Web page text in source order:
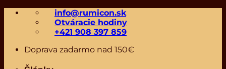
Skip
content
info@rumicon.sk
Otváracie hodiny
+421 908 397 859
Doprava zadarmo nad 150€